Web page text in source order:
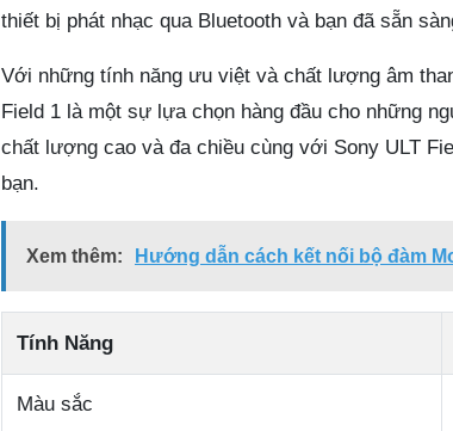
thiết bị phát nhạc qua Bluetooth và bạn đã sẵn
Với những tính năng ưu việt và chất lượng âm
Field 1 là một sự lựa chọn hàng đầu cho những
chất lượng cao và đa chiều cùng với Sony ULT
bạn.
Xem thêm: Hướng dẫn cách kết nối bộ đàm
Tính Năng
Màu sắc